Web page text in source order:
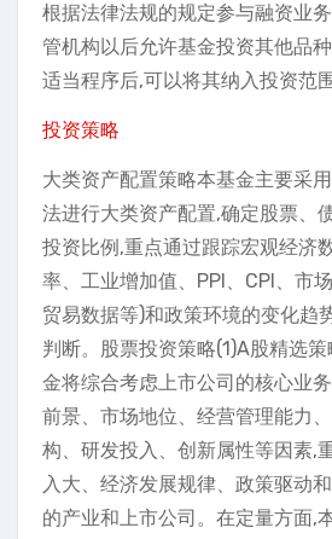
根据法律法规的规定参与融资业
管机构以后允许基金投资其他品
适当程序后,可以将其纳入投资范围
投资策略
大类资产配置策略本基金主要采
法进行大类资产配置,确定股票、
投资比例,重点通过跟踪宏观经济
率、工业增加值、PPI、CPI、市
贸易数据等)和政策环境的变化趋
判断。股票投资策略(1)A股精选
金将综合考虑上市公司的核心业
前景、市场地位、经营管理能力
构、研发投入、创新属性等因素,
入大、经济发展规律、政策驱动
的产业和上市公司。在定量方面,